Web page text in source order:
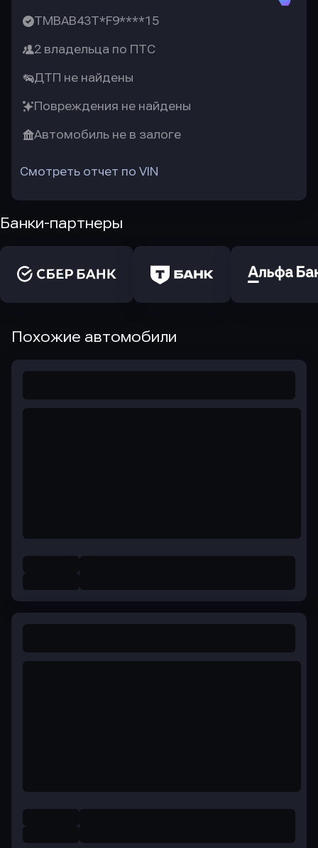
TMBAB43T*F9****15
2 владельца по ПТС
ДТП не найдены
Повреждения не найдены
Автомобиль не в залоге
Смотреть отчет по VIN
Банки-партнеры
Похожие автомобили